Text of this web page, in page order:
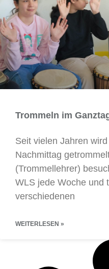
Trommeln im
Seit vielen Jahren
Nachmittag
(Trommellehrer)
WLS jede Woche und
verschiedenen
WEITERLESEN »